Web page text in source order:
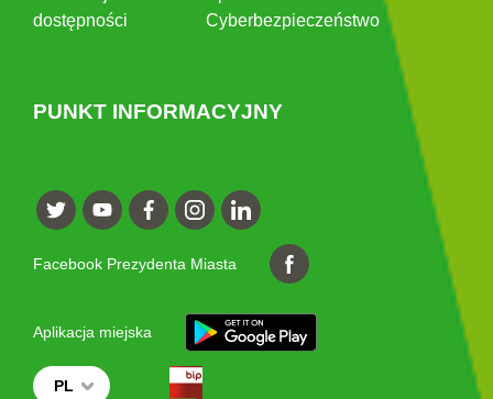
dostępności
Cyberbezpieczeństwo
PUNKT INFORMACYJNY
Facebook Prezydenta Miasta
Aplikacja miejska
PL